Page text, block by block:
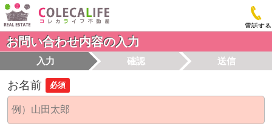
電話する
お問い合わせ内容の入力
入力 確認 送信
お名前 必須